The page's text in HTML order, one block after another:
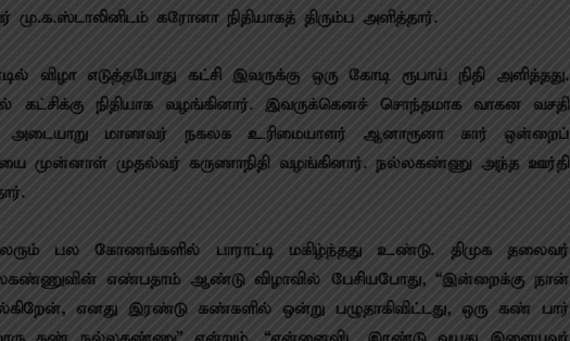
கரோனா நிதி​யாகத் திரும்ப அளித்​தார்.
எடுத்த​போது கட்சி இவருக்கு ஒரு கோடி ரூபாய் நிதி அளித்​தது.
நிதியாக வழங்​கி​னார். இவருக்கெனச் சொந்​தமாக வாகன வசதி
அடையாறு மாணவர் நகலக உரிமை​யாளர் ஆனாரூனா கார் ஒன்றைப்
முன்னாள் முதல்வர் கருணாநிதி வழங்​கி​னார். நல்லகண்ணு அந்த ஊர்தி​
பல கோணங்​களில் பாராட்டி மகிழ்ந்தது உண்டு. திமுக தலைவர்
எண்ப​தாம் ஆண்டு விழா​வில் பேசி​ய​போது, “இன்​றைக்கு நான்
எனது இரண்டு கண்களில் ஒன்று பழுதாகிவிட்​டது, ஒரு கண் பார்​